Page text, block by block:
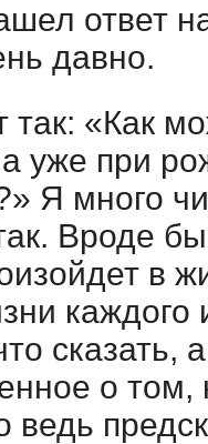
ответ
давно.
так: «Как
уже при
Я много
Вроде
в
каждого
сказать,
о
ведь